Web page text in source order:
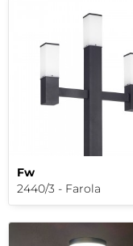
Fw
2440/3 - Farola